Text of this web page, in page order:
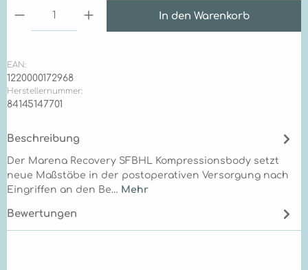
Produkt Anzahl: Gib den gewünschten Wert
In den Warenkorb
EAN:
1220000172968
Herstellernummer:
84145147701
Beschreibung
Der Marena Recovery SFBHL Kompressionsbody setzt
neue Maßstäbe in der postoperativen Versorgung nach
Eingriffen an den Be… Mehr
Bewertungen